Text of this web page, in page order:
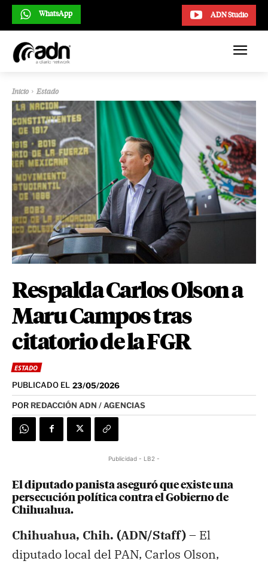
ADN Studio
WhatsApp
Inicio Estado
Respalda Carlos Olson a
Maru Campos tras
citatorio de la FGR
ESTADO
PUBLICADO EL 23/05/2026
POR REDACCIÓN ADN / AGENCIAS
Publicidad - LB2 -
El diputado panista aseguró que existe una
persecución política contra el Gobierno de
Chihuahua.
Chihuahua, Chih. (ADN/Staff) – El
diputado local del PAN, Carlos Olson,